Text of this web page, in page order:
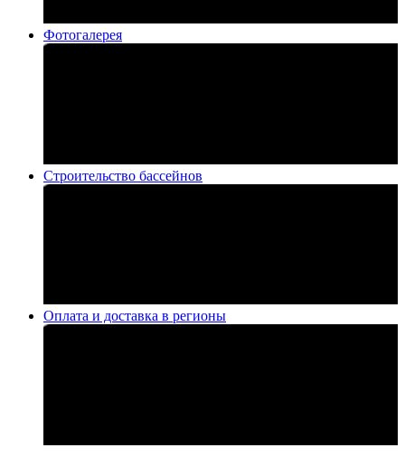
Фотогалерея
Строительство бассейнов
Оплата и доставка в регионы